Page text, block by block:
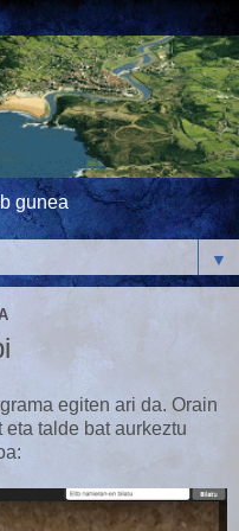
gunea
▼
egiten ari da. Orain
talde bat aurkeztu